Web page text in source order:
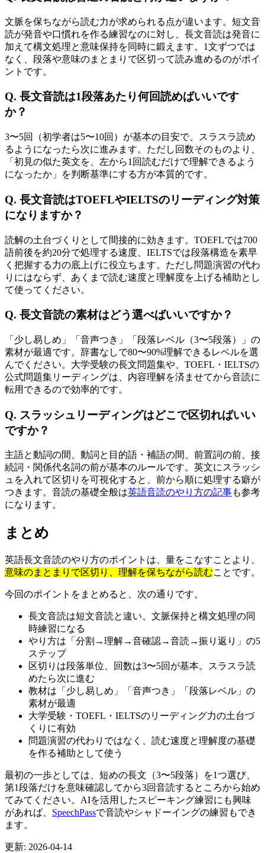
文脈を保ちながら読む力が求められる点が違います。短文音
読が発音や口慣れを作る練習なのに対し、長文音読は発音に
加えて構文処理と意味保持を同時に鍛えます。1文ずつでは
なく、段落や意味のまとまりで区切って読み進めるのがポイ
ントです。
Q. 長文音読は1段落あたり何回読めばいいです
か？
3〜5回（初学者は5〜10回）が基本の目安で、スラスラ読め
るようになったら次に進みます。ただし回数そのものより、
「初見の似た英文を、左から1回読むだけで理解できるよう
になったか」を判断基準にする方が本質的です。
Q. 長文音読はTOEFLやIELTSのリーディング対策
になりますか？
読解の土台づくりとして間接的に効きます。TOEFLでは700
語前後を約20分で処理する速度、IELTSでは段落構造を素早
く把握する力の底上げに役立ちます。ただし問題演習の代わ
りにはならず、あくまで読む速度と理解度を上げる補助とし
て使ってください。
Q. 長文音読の素材はどう選べばいいですか？
「少し易しめ」「音声つき」「段落レベル（3〜5段落）」の
素材が最適です。辞書なしで80〜90%理解できるレベルを選
んでください。大学受験の長文問題集や、TOEFL・IELTSの
公式問題集リーディングは、内容理解を済ませてから音読に
転用できるので効率的です。
Q. スラッシュリーディングはどこで区切ればいい
ですか？
主語と動詞の間、動詞と目的語・補語の間、前置詞の前、接
続詞・関係代名詞の前が基本のルールです。英文にスラッシ
ュを入れて区切りを可視化すると、前から順に処理する癖が
つきます。音読の基礎全般は英語音読のやり方の記事も参考
になります。
まとめ
英語長文音読のやり方のポイントは、量をこなすことより、
意味のまとまりで区切り、理解を保ちながら読むことです。
今回のポイントをまとめると、次の通りです。
長文音読は短文音読と違い、文脈保持と構文処理の同
時練習になる
やり方は「分割→理解→音確認→音読→振り返り」の5
ステップ
区切りは段落単位、回数は3〜5回が基本。スラスラ読
めたら次に進む
教材は「少し易しめ」「音声つき」「段落レベル」の
素材が最適
大学受験・TOEFL・IELTSのリーディング力の土台づ
くりに有効
問題演習の代わりではなく、読む速度と理解度の基礎
を作る補助として使う
最初の一歩としては、短めの長文（3〜5段落）を1つ選び、
第1段落だけを意味確認してから3回音読するところから始め
てみてください。AIを活用したスピーキング練習にも興味
があれば、 SpeechPassで音読やシャドーイングの練習もでき
ます。
更新: 2026-04-14